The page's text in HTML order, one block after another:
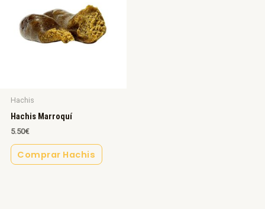
Hachis
Hachis Marroquí
5.50€
Comprar Hachis